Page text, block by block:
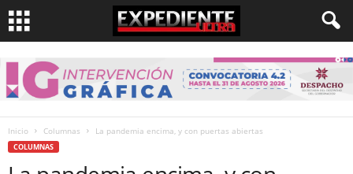
Inicio Columnas La pandemia encima, y con puertas abiertas
COLUMNAS